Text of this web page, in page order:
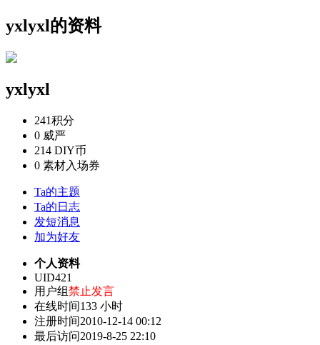
yxlyxl的资料
yxlyxl
241积分
0 威严
214 DIY币
0 素材入场券
Ta的主题
Ta的日志
发短消息
加为好友
个人资料
UID421
用户组禁止发言
在线时间133 小时
注册时间2010-12-14 00:12
最后访问2019-8-25 22:10